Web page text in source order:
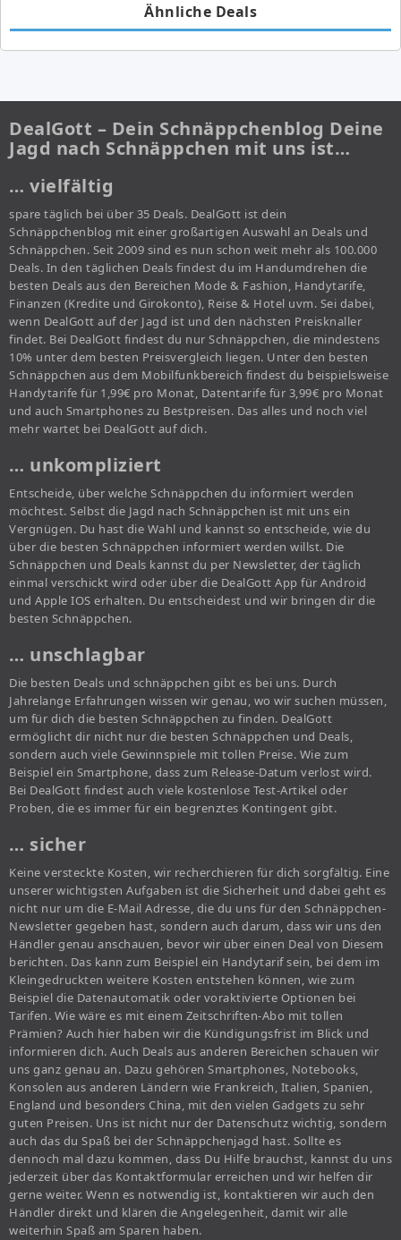
Ähnliche Deals
DealGott – Dein Schnäppchenblog Deine
Jagd nach Schnäppchen mit uns ist…
… vielfältig
spare täglich bei über 35 Deals. DealGott ist dein
Schnäppchenblog mit einer großartigen Auswahl an Deals und
Schnäppchen. Seit 2009 sind es nun schon weit mehr als 100.000
Deals. In den täglichen Deals findest du im Handumdrehen die
besten Deals aus den Bereichen Mode & Fashion, Handytarife,
Finanzen (Kredite und Girokonto), Reise & Hotel uvm. Sei dabei,
wenn DealGott auf der Jagd ist und den nächsten Preisknaller
findet. Bei DealGott findest du nur Schnäppchen, die mindestens
10% unter dem besten Preisvergleich liegen. Unter den besten
Schnäppchen aus dem Mobilfunkbereich findest du beispielsweise
Handytarife für 1,99€ pro Monat, Datentarife für 3,99€ pro Monat
und auch Smartphones zu Bestpreisen. Das alles und noch viel
mehr wartet bei DealGott auf dich.
… unkompliziert
Entscheide, über welche Schnäppchen du informiert werden
möchtest. Selbst die Jagd nach Schnäppchen ist mit uns ein
Vergnügen. Du hast die Wahl und kannst so entscheide, wie du
über die besten Schnäppchen informiert werden willst. Die
Schnäppchen und Deals kannst du per Newsletter, der täglich
einmal verschickt wird oder über die DealGott App für Android
und Apple IOS erhalten. Du entscheidest und wir bringen dir die
besten Schnäppchen.
… unschlagbar
Die besten Deals und schnäppchen gibt es bei uns. Durch
Jahrelange Erfahrungen wissen wir genau, wo wir suchen müssen,
um für dich die besten Schnäppchen zu finden. DealGott
ermöglicht dir nicht nur die besten Schnäppchen und Deals,
sondern auch viele Gewinnspiele mit tollen Preise. Wie zum
Beispiel ein Smartphone, dass zum Release-Datum verlost wird.
Bei DealGott findest auch viele kostenlose Test-Artikel oder
Proben, die es immer für ein begrenztes Kontingent gibt.
… sicher
Keine versteckte Kosten, wir recherchieren für dich sorgfältig. Eine
unserer wichtigsten Aufgaben ist die Sicherheit und dabei geht es
nicht nur um die E-Mail Adresse, die du uns für den Schnäppchen-
Newsletter gegeben hast, sondern auch darum, dass wir uns den
Händler genau anschauen, bevor wir über einen Deal von Diesem
berichten. Das kann zum Beispiel ein Handytarif sein, bei dem im
Kleingedruckten weitere Kosten entstehen können, wie zum
Beispiel die Datenautomatik oder voraktivierte Optionen bei
Tarifen. Wie wäre es mit einem Zeitschriften-Abo mit tollen
Prämien? Auch hier haben wir die Kündigungsfrist im Blick und
informieren dich. Auch Deals aus anderen Bereichen schauen wir
uns ganz genau an. Dazu gehören Smartphones, Notebooks,
Konsolen aus anderen Ländern wie Frankreich, Italien, Spanien,
England und besonders China, mit den vielen Gadgets zu sehr
guten Preisen. Uns ist nicht nur der Datenschutz wichtig, sondern
auch das du Spaß bei der Schnäppchenjagd hast. Sollte es
dennoch mal dazu kommen, dass Du Hilfe brauchst, kannst du uns
jederzeit über das Kontaktformular erreichen und wir helfen dir
gerne weiter. Wenn es notwendig ist, kontaktieren wir auch den
Händler direkt und klären die Angelegenheit, damit wir alle
weiterhin Spaß am Sparen haben.